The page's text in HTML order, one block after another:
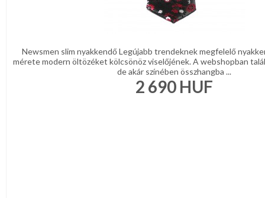
Newsmen slim nyakkendő Legújabb trendeknek megfelelő
mérete modern öltözéket kölcsönöz viselőjének. A webshopban
de akár színében összhangba ...
2 690 HUF